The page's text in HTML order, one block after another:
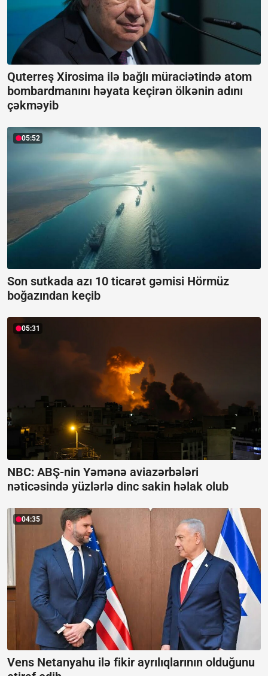
Quterreş Xirosima ilə bağlı müraciətində atom
bombardmanını həyata keçirən ölkənin adını
çəkməyib
05:52
Son sutkada azı 10 ticarət gəmisi Hörmüz
boğazından keçib
05:31
NBC: ABŞ-nin Yəmənə aviazərbələri
nəticəsində yüzlərlə dinc sakin həlak olub
04:35
Vens Netanyahu ilə fikir ayrılıqlarının olduğunu